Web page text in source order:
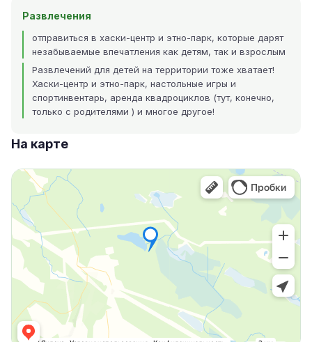
Развлечения
отправиться в хаски-центр и этно-парк, которые дарят
незабываемые впечатления как детям, так и взрослым
Развлечений для детей на территории тоже хватает!
Хаски-центр и этно-парк, настольные игры и
спортинвентарь, аренда квадроциклов (тут, конечно,
только с родителями ) и многое другое!
На карте